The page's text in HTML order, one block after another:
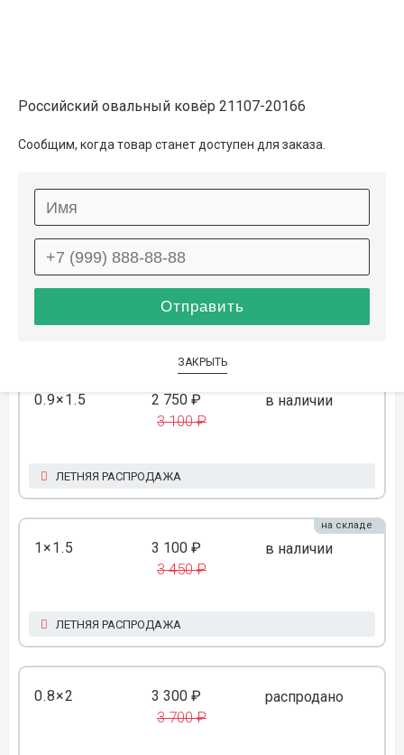
0.8×1 1 650 ₽ в наличии
0.8×1.5 2 450 ₽
2 750 ₽
ЛЕТНЯЯ РАСПРОДАЖА
0.9×1.5 2 750 ₽
3 100 ₽
в наличии
ЛЕТНЯЯ РАСПРОДАЖА
1×1.5 3 100 ₽
3 450 ₽
в наличии
на складе
ЛЕТНЯЯ РАСПРОДАЖА
0.8×2 3 300 ₽
3 700 ₽
распродано
Российский овальный ковёр 21107-20166
Сообщим, когда товар станет доступен для заказа.
ЗАКРЫТЬ